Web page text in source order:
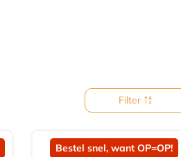
Filter
Bestel snel, want OP=OP!